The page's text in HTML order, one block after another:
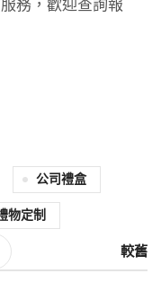
務，歡迎查詢報
公司禮盒
物定制
較舊